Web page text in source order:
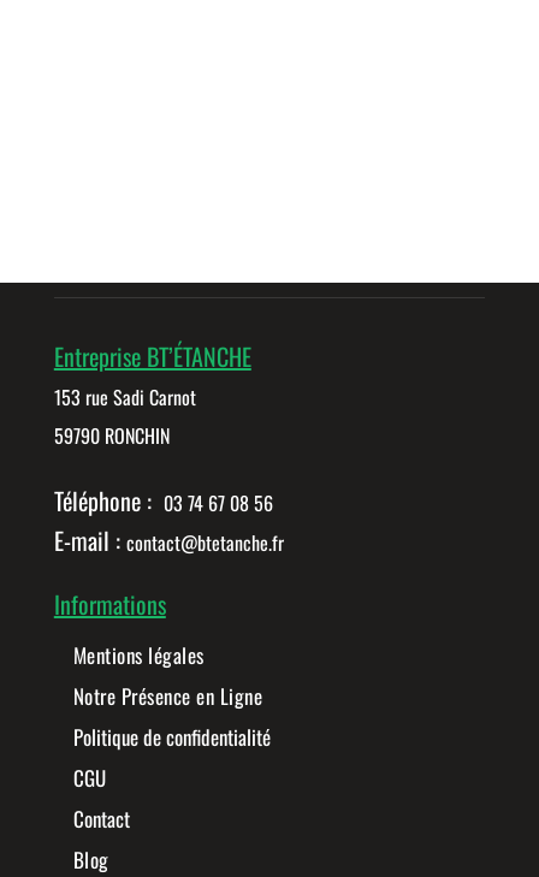
Entreprise BT’ÉTANCHE
153 rue Sadi Carnot
59790 RONCHIN
Téléphone : 03 74 67 08 56
E-mail : contact@btetanche.fr
Informations
Mentions légales
Notre Présence en Ligne
Politique de confidentialité
CGU
Contact
Blog